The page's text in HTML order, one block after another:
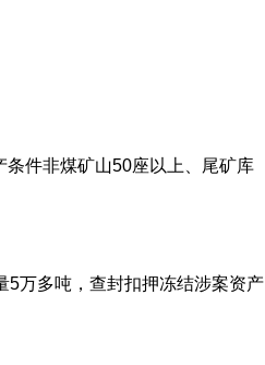
件非煤矿山50座以上、尾矿库
5万多吨，查封扣押冻结涉案资产